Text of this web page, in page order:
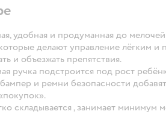
удобная и продуманная до
делают управление лёгким
и объезжать препятствия.
ручка подстроится под рост
и ремни безопасности
складывается , занимает минимум